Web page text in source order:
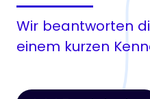
Wir beantworten
einem kurzen